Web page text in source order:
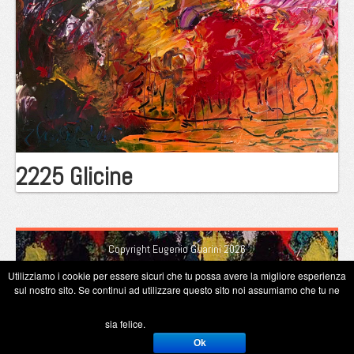
2225 Glicine
Copyright Eugenio Guarini 2026
Utilizziamo i cookie per essere sicuri che tu possa avere la migliore esperienza
sul nostro sito. Se continui ad utilizzare questo sito noi assumiamo che tu ne
sia felice.
Ok